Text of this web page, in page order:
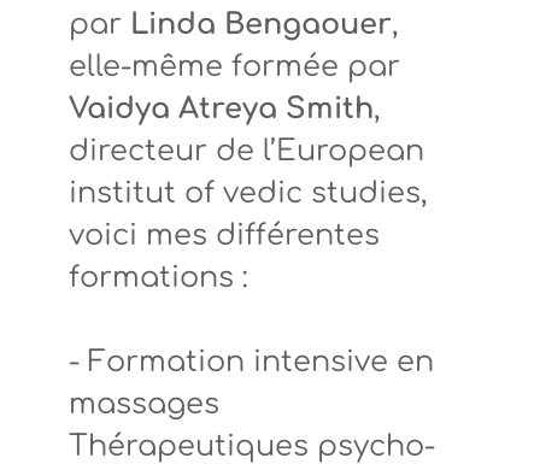
par Linda Bengaouer,
elle-même formée par
Vaidya Atreya Smith,
directeur de l’European
institut of vedic studies,
voici mes différentes
formations :
- Formation intensive en
massages
Thérapeutiques psycho-